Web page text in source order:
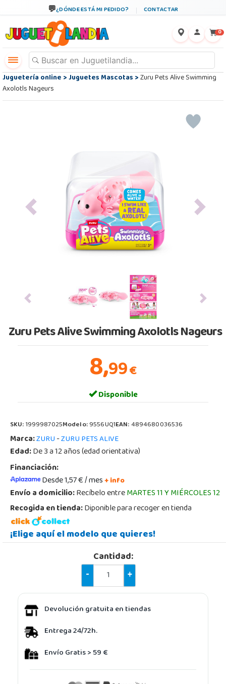
¿DÓNDE ESTÁ MI PEDIDO? CONTACTAR
0
Juguetería online>Juguetes Mascotas>Zuru Pets Alive Swimming
Axolotls Nageurs
Previous Next
Previous Next
Zuru Pets Alive Swimming Axolotls Nageurs
8,99€
Disponible
SKU:1999987025Modelo:9556UQ1EAN:4894680036536
Marca:ZURU-ZURU PETS ALIVE
Edad:De 3 a 12 años (edad orientativa)
Financiación:
Desde 1,57 € / mes+ info
Envío a domicilio:Recíbelo entreMARTES 11 Y MIÉRCOLES 12
Recogida en tienda:Diponible para recoger en tienda
¡Elige aquí el modelo que quieres!
Cantidad:
-
+
Devolución gratuita en tiendas
Entrega 24/72h.
Envío Gratis > 59 €